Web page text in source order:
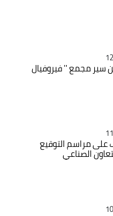
سير مجمع '' فيروفيال
على مراسم التوقيع
الصناعي